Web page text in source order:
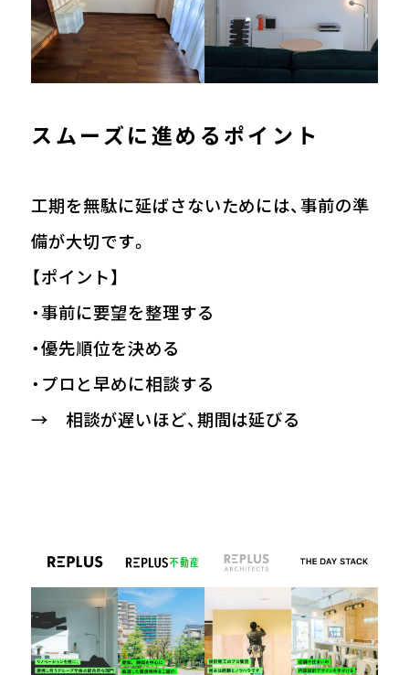
スムーズに進めるポイント
工期を無駄に延ばさないためには、事前の準
備が大切です。
【ポイント】
・事前に要望を整理する
・優先順位を決める
・プロと早めに相談する
→ 相談が遅いほど、期間は延びる